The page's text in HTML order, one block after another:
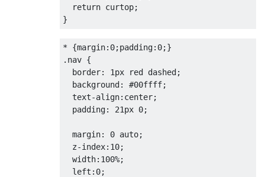
return curtop;
}
* {margin: 0;padding: 0;}
. nav {
border: 1px red dashed;
background: #00ffff;
text-align: center;
padding: 21px 0;
margin: 0 auto;
z-index: 10;
width: 100%;
left : 0;